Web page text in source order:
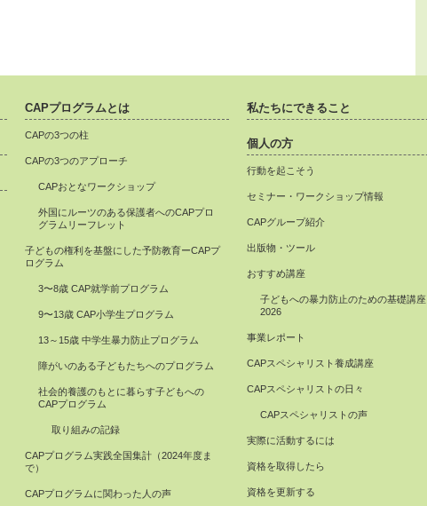
CAPプログラムとは
CAPの3つの柱
CAPの3つのアプローチ
CAPおとなワークショップ
外国にルーツのある保護者へのCAPプロ
グラムリーフレット
子どもの権利を基盤にした予防教育ーCAPプ
ログラム
3〜8歳 CAP就学前プログラム
9〜13歳 CAP小学生プログラム
13～15歳 中学生暴力防止プログラム
障がいのある子どもたちへのプログラム
社会的養護のもとに暮らす子どもへの
CAPプログラム
取り組みの記録
CAPプログラム実践全国集計（2024年度ま
で）
CAPプログラムに関わった人の声
私たちにできること
個人の方
行動を起こそう
セミナー・ワークショップ情報
CAPグループ紹介
出版物・ツール
おすすめ講座
子どもへの暴力防止のための基礎講座
2026
事業レポート
CAPスペシャリスト養成講座
CAPスペシャリストの日々
CAPスペシャリストの声
実際に活動するには
資格を取得したら
資格を更新する